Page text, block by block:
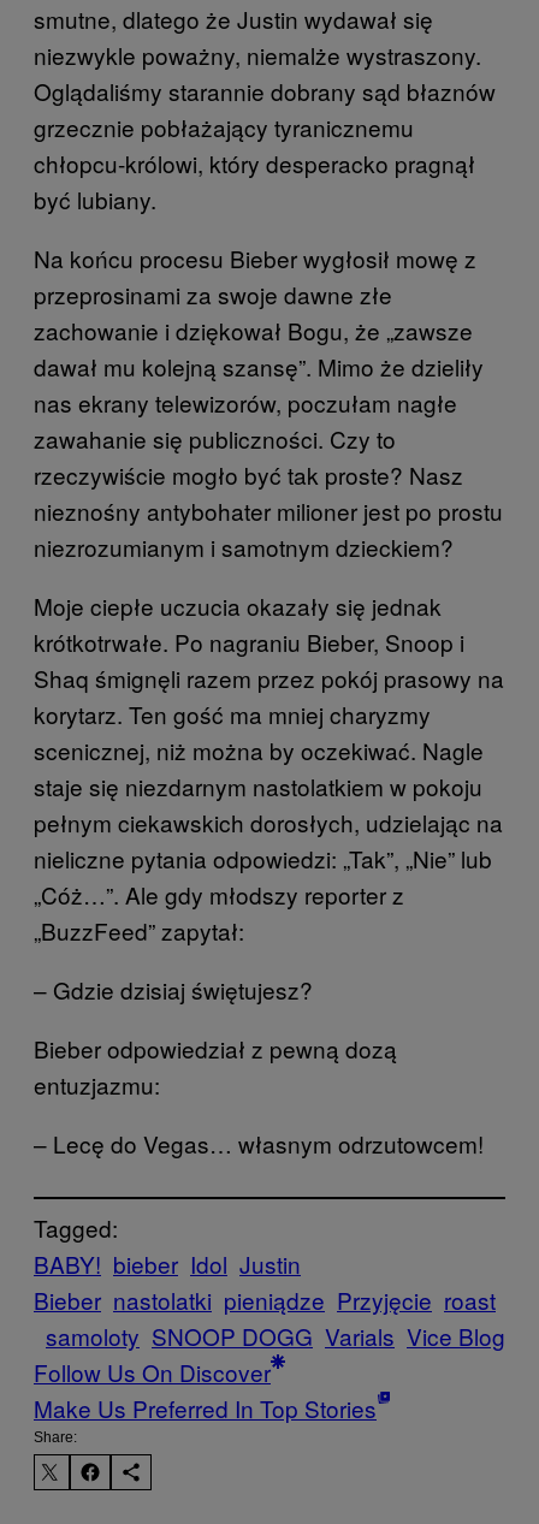
smutne, dlatego że Justin wydawał się
niezwykle poważny, niemalże wystraszony.
Oglądaliśmy starannie dobrany sąd błaznów
grzecznie pobłażający tyranicznemu
chłopcu-królowi, który desperacko pragnął
być lubiany.
Na końcu procesu Bieber wygłosił mowę z
przeprosinami za swoje dawne złe
zachowanie i dziękował Bogu, że „zawsze
dawał mu kolejną szansę”. Mimo że dzieliły
nas ekrany telewizorów, poczułam nagłe
zawahanie się publiczności. Czy to
rzeczywiście mogło być tak proste? Nasz
nieznośny antybohater milioner jest po prostu
niezrozumianym i samotnym dzieckiem?
Moje ciepłe uczucia okazały się jednak
krótkotrwałe. Po nagraniu Bieber, Snoop i
Shaq śmignęli razem przez pokój prasowy na
korytarz. Ten gość ma mniej charyzmy
scenicznej, niż można by oczekiwać. Nagle
staje się niezdarnym nastolatkiem w pokoju
pełnym ciekawskich dorosłych, udzielając na
nieliczne pytania odpowiedzi: „Tak”, „Nie” lub
„Cóż…”. Ale gdy młodszy reporter z
„BuzzFeed” zapytał:
– Gdzie dzisiaj świętujesz?
Bieber odpowiedział z pewną dozą
entuzjazmu:
– Lecę do Vegas… własnym odrzutowcem!
Tagged:
BABY! bieber Idol Justin
Bieber nastolatki pieniądze Przyjęcie roast
samoloty SNOOP DOGG Varials Vice Blog
Follow Us On Discover
Make Us Preferred In Top Stories
Share: